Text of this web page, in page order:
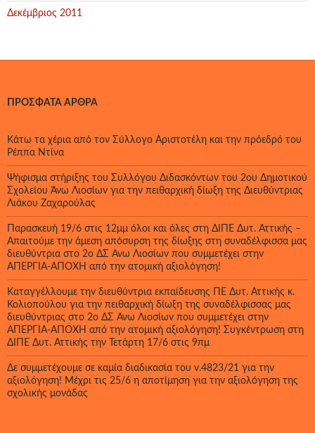
Δεκέμβριος 2011
ΠΡΌΣΦΑΤΑ ΆΡΘΡΑ
Κάτω τα χέρια από τον Σύλλογο Αριστοτέλη και την πρόεδρό του
Ρέππα Ντίνα
Ψήφισμα στήριξης του Συλλόγου Διδασκόντων του 2ου Δημοτικού
Σχολείου Άνω Λιοσίων για την πειθαρχική δίωξη της Διευθύντριας
Λιάκου Ζαχαρούλας
Παρασκευή 19/6 στις 12μμ όλοι και όλες στη ΔΙΠΕ Δυτ. Αττικής –
Απαιτούμε την άμεση απόσυρση της δίωξης στη συναδέλφισσα μας
διευθύντρια στο 2ο ΔΣ Άνω Λιοσίων που συμμετέχει στην
ΑΠΕΡΓΙΑ-ΑΠΟΧΗ από την ατομική αξιολόγηση!
Καταγγέλλουμε την διευθύντρια εκπαίδευσης ΠΕ Δυτ. Αττικής κ.
Κολιοπούλου για την πειθαρχική δίωξη της συναδέλφισσας μας
διευθύντριας στο 2ο ΔΣ Άνω Λιοσίων που συμμετέχει στην
ΑΠΕΡΓΙΑ-ΑΠΟΧΗ από την ατομική αξιολόγηση! Συγκέντρωση στη
ΔΙΠΕ Δυτ. Αττικής την Τετάρτη 17/6 στις 9πμ
Δε συμμετέχουμε σε καμία διαδικασία του ν.4823/21 για την
αξιολόγηση! Μέχρι τις 25/6 η αποτίμηση για την αξιολόγηση της
σχολικής μονάδας